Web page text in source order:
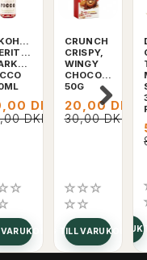
DKK
DKK
CRUNCH
CRISPY,
WINGY
CHOCOLATE,
50G
20,00 DKK
30,00 DKK
LÄGG TILL VARUKORGEN
SE